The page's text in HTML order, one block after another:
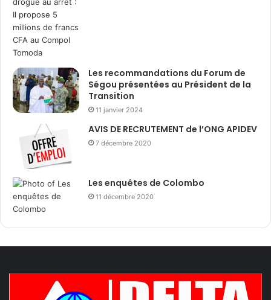
Les recommandations du Forum de
Ségou présentées au Président de la
Transition
11 janvier 2024
AVIS DE RECRUTEMENT de l’ONG APIDEV
7 décembre 2020
Les enquêtes de Colombo
11 décembre 2020